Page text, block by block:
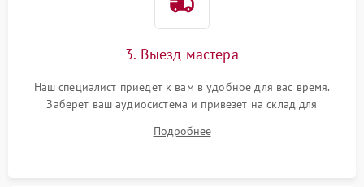
3. Выезд мастера
Наш специалист приедет к вам в удобное для вас время.
Заберет ваш аудиосистема и привезет на склад для
Подробнее